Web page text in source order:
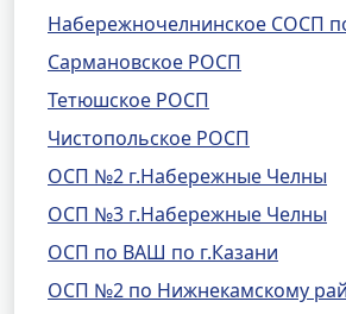
Набережночелнинское СОСП
Сармановское РОСП
Тетюшское РОСП
Чистопольское РОСП
ОСП №2 г.Набережные Челны
ОСП №3 г.Набережные Челны
ОСП по ВАШ по г.Казани
ОСП №2 по Нижнекамскому